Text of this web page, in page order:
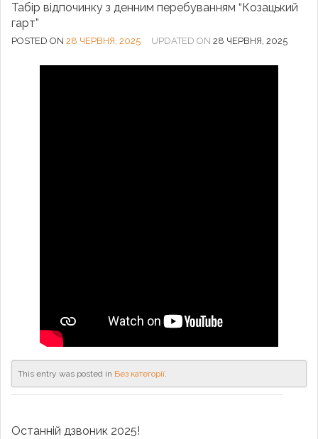
Табір відпочинку з денним перебуванням “Козацький
гарт”
POSTED ON 28 ЧЕРВНЯ, 2025 UPDATED ON 28 ЧЕРВНЯ, 2025
This entry was posted in Без категорії.
Останній дзвоник 2025!